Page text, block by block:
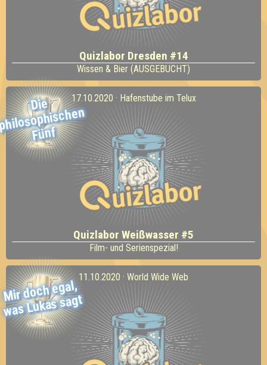
Quizlabor Dresden #14
Wissen & Bier (AUSGEBUCHT)
Die
Fünf
17.10.2020 · Hafenstube im Telux
Quizlabor Weißwasser #5
Film- und Serienspezial!
Mir doch egal,
was Lukas sagt
11.10.2020 · World Wide Web